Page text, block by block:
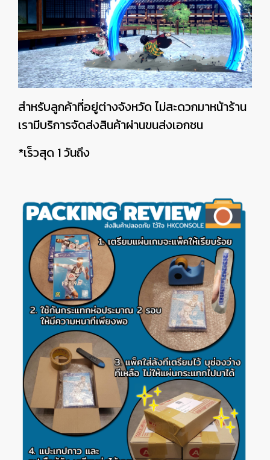
สำหรับลูกค้าที่อยู่ต่างจังหวัด ไม่สะดวกมาหน้าร้าน
เรามีบริการจัดส่งสินค้าผ่านขนส่งเอกชน
*เร็วสุด 1 วันถึง